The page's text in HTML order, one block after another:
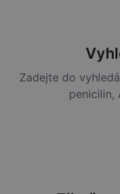
Zadejte do
penicilin,